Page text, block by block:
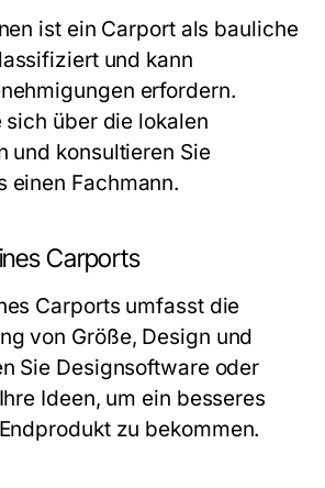
ist ein Carport als bauliche
und kann
erfordern.
sich über die lokalen
und konsultieren Sie
einen Fachmann.
Carports
Carports umfasst die
von Größe, Design und
Sie Designsoftware oder
Ideen, um ein besseres
zu bekommen.